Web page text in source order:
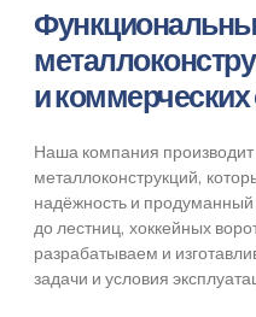
и
Наша компания
металлоконструкций,
надёжность и
до лестниц, хоккейных
разрабатываем и
задачи и условия